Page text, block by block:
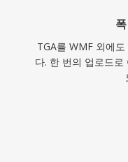
TGA를 WMF 외에
다. 한 번의 업로드